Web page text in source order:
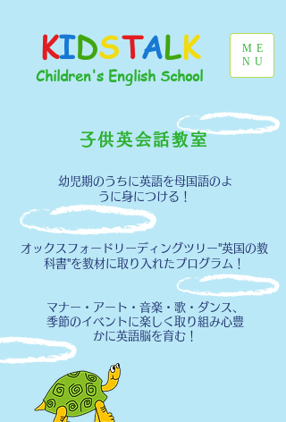
ME
NU
KIDSTALK
Children's English School
子供英会話教室
​オックスフォードリーディングツリー​"英国の教
科書"を教材に取り入れたプログラム！
​マナー・アート・音楽・歌・ダンス、
季節のイベントに楽しく取り組み心豊
かに英語脳を育む！
​幼児期のうちに英語を母国語のよ
うに身につける！